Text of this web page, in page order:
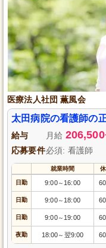
医療法人社団 薫風会
太田病院の看護師の
給与 月給 206,500
応募要件必須: 看護師
就業時間
日勤 9:00～ 16:00
日勤 9:00～ 18:00
日勤 9:00～ 19:00
夜勤 18:00～ 翌9:00